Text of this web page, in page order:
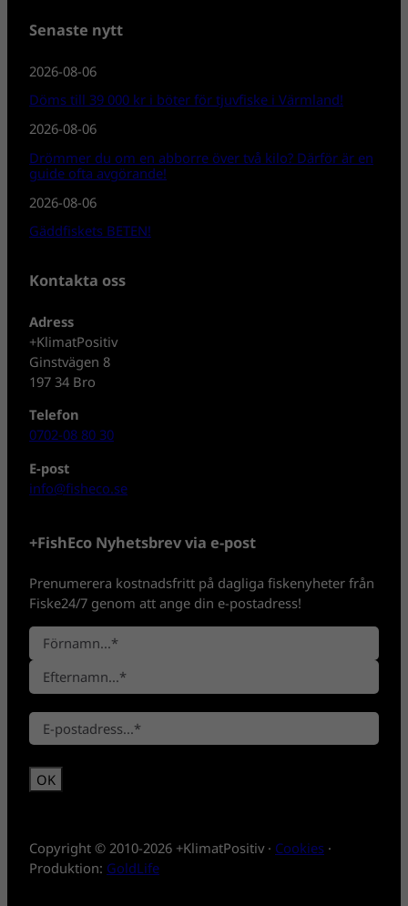
Senaste nytt
2026-08-06
Döms till 39 000 kr i böter för tjuvfiske i Värmland!
2026-08-06
Drömmer du om en abborre över två kilo? Därför är en
guide ofta avgörande!
2026-08-06
Gäddfiskets BETEN!
Kontakta oss
Adress
+KlimatPositiv
Ginstvägen 8
197 34 Bro
Telefon
0702-08 80 30
E-post
info@fisheco.se
+FishEco Nyhetsbrev via e-post
Prenumerera kostnadsfritt på dagliga fiskenyheter från
Fiske24/7 genom att ange din e-postadress!
N
a
n
*
F
ö
r
a
m
n
t
e
m
n
E
-
*
Copyright © 2010-2026 +KlimatPositiv · Cookies ·
Produktion: GoldLife